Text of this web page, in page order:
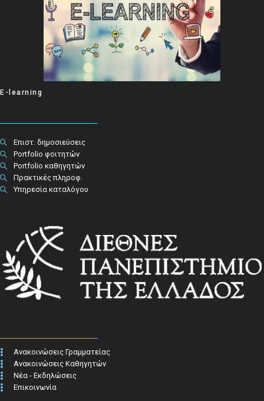
E-learning
Επιστ. δημοσιεύσεις
Portfolio φοιτητών
Portfolio καθηγητών
Πρακτικές πληροφ.​
Υπηρεσία καταλόγου
Ανακοινώσεις Γραμματείας
Ανακοινώσεις Καθηγητών
Νέα - Εκδηλώσεις
Επικοινωνία